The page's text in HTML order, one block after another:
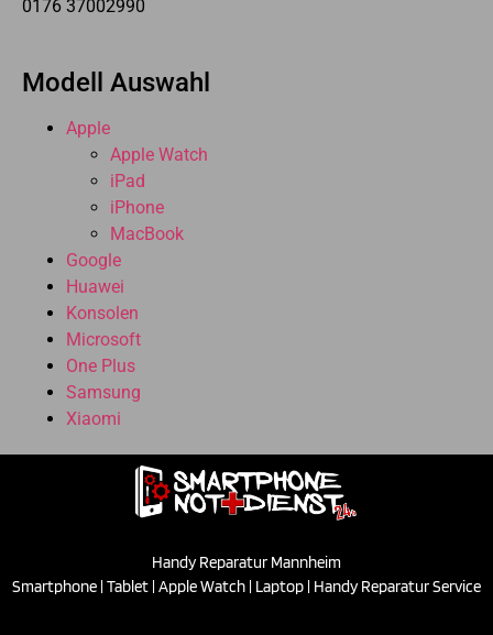
0176 37002990
Modell Auswahl
Apple
Apple Watch
iPad
iPhone
MacBook
Google
Huawei
Konsolen
Microsoft
One Plus
Samsung
Xiaomi
Handy Reparatur Mannheim
Smartphone | Tablet | Apple Watch | Laptop | Handy Reparatur Service